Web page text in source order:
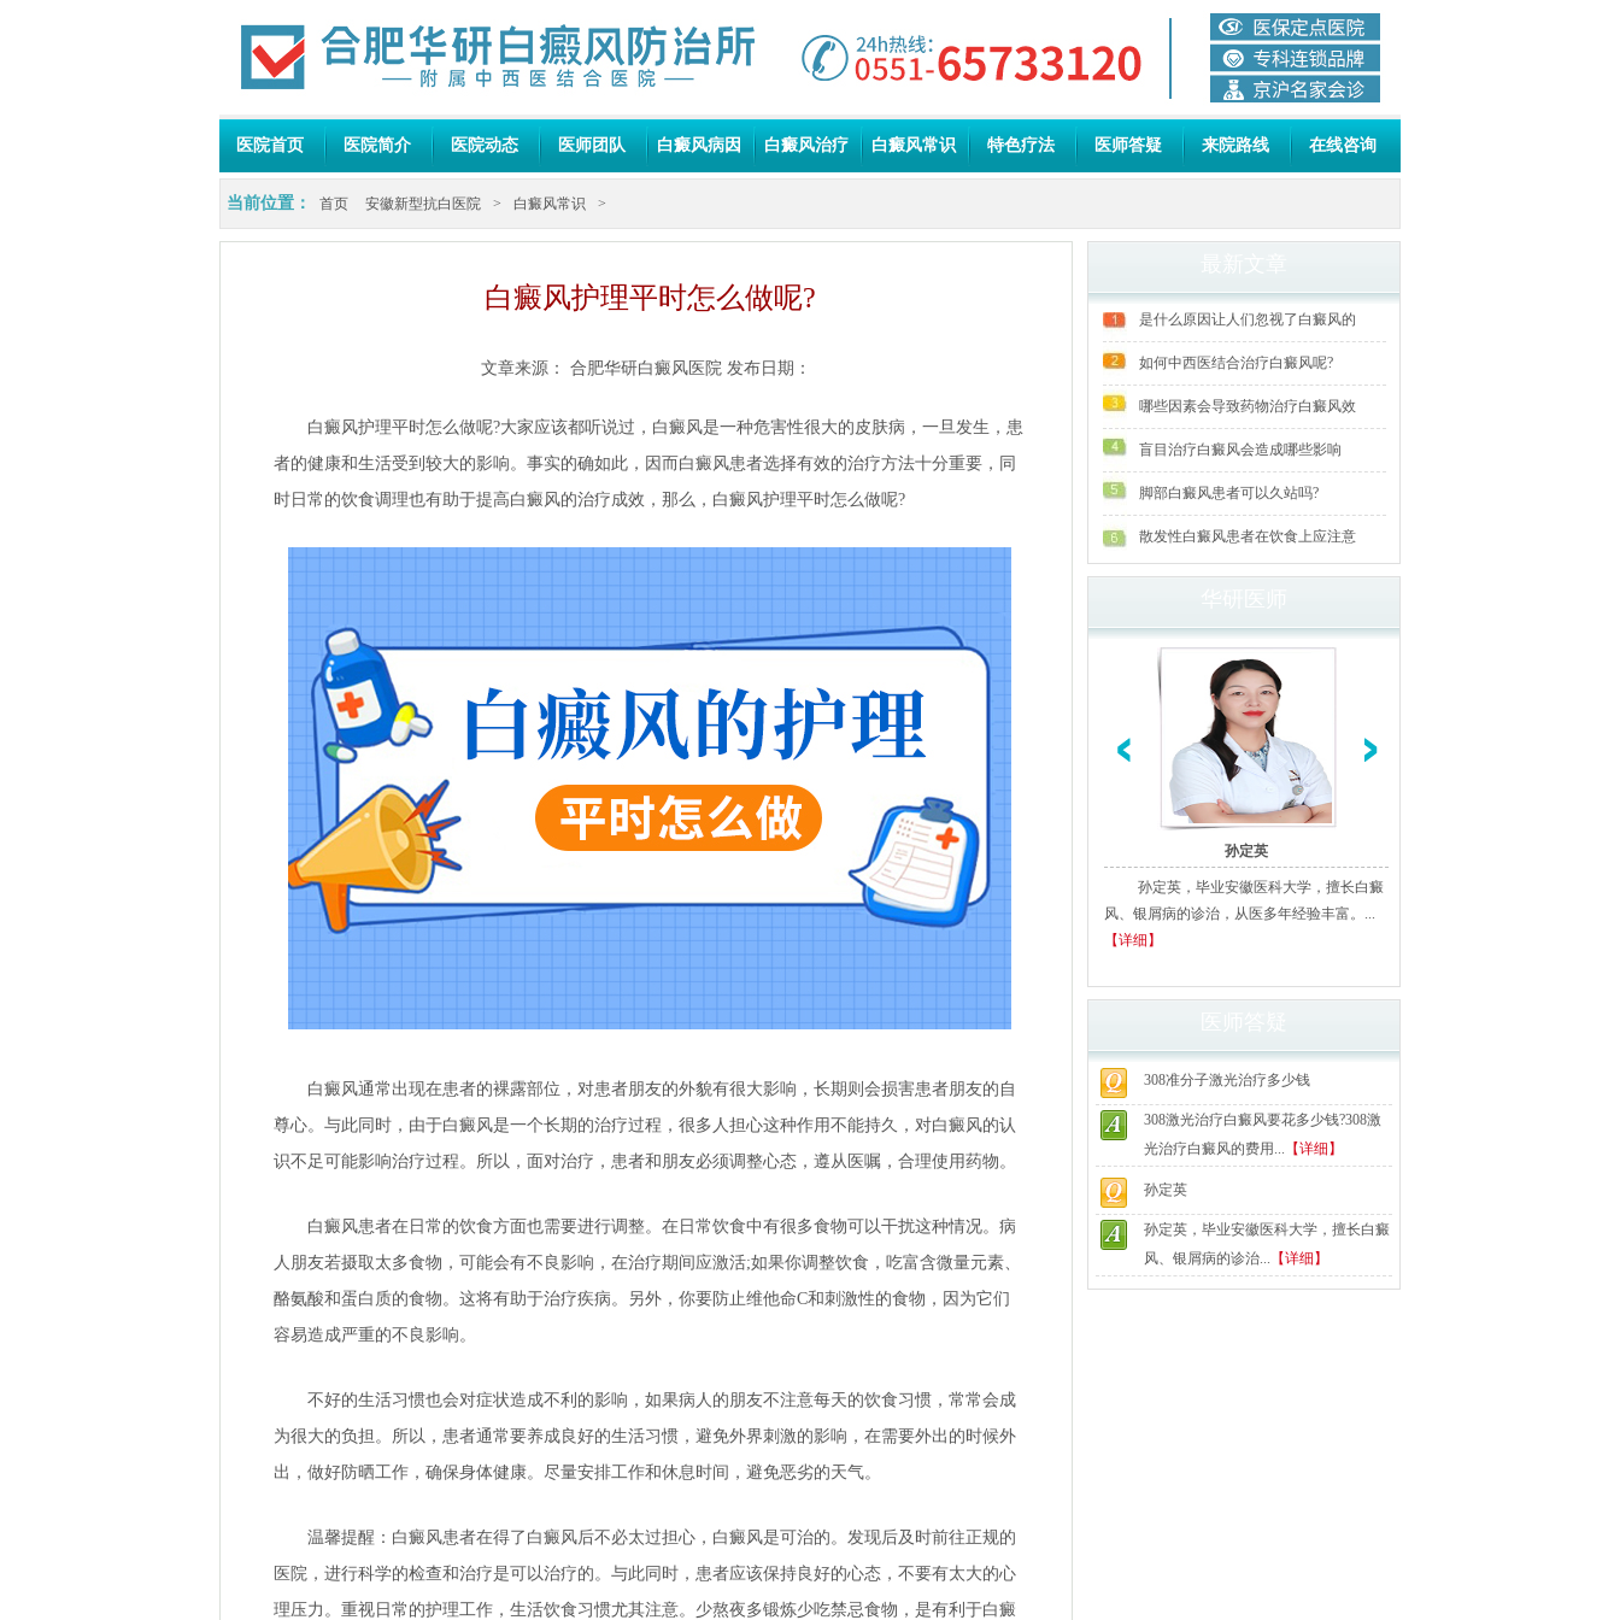
医院首页 医院简介 医院动态 医师团队 白癜风病因 白癜风治疗 白癜风常识 特色疗法 医师答疑 来院路线 在线咨询
当前位置： 首页 安徽新型抗白医院 > 白癜风常识 >
白癜风护理平时怎么做呢?
文章来源： 合肥华研白癜风医院 发布日期：
白癜风护理平时怎么做呢?大家应该都听说过，白癜风是一种危害性很大的皮肤病，一旦发生，患
者的健康和生活受到较大的影响。事实的确如此，因而白癜风患者选择有效的治疗方法十分重要，同
时日常的饮食调理也有助于提高白癜风的治疗成效，那么，白癜风护理平时怎么做呢?
白癜风通常出现在患者的裸露部位，对患者朋友的外貌有很大影响，长期则会损害患者朋友的自
尊心。与此同时，由于白癜风是一个长期的治疗过程，很多人担心这种作用不能持久，对白癜风的认
识不足可能影响治疗过程。所以，面对治疗，患者和朋友必须调整心态，遵从医嘱，合理使用药物。
白癜风患者在日常的饮食方面也需要进行调整。在日常饮食中有很多食物可以干扰这种情况。病
人朋友若摄取太多食物，可能会有不良影响，在治疗期间应激活;如果你调整饮食，吃富含微量元素、
酪氨酸和蛋白质的食物。这将有助于治疗疾病。另外，你要防止维他命C和刺激性的食物，因为它们
容易造成严重的不良影响。
不好的生活习惯也会对症状造成不利的影响，如果病人的朋友不注意每天的饮食习惯，常常会成
为很大的负担。所以，患者通常要养成良好的生活习惯，避免外界刺激的影响，在需要外出的时候外
出，做好防晒工作，确保身体健康。尽量安排工作和休息时间，避免恶劣的天气。
温馨提醒：白癜风患者在得了白癜风后不必太过担心，白癜风是可治的。发现后及时前往正规的
医院，进行科学的检查和治疗是可以治疗的。与此同时，患者应该保持良好的心态，不要有太大的心
理压力。重视日常的护理工作，生活饮食习惯尤其注意。少熬夜多锻炼少吃禁忌食物，是有利于白癜
是什么原因让人们忽视了白癜风的
如何中西医结合治疗白癜风呢?
哪些因素会导致药物治疗白癜风效
盲目治疗白癜风会造成哪些影响
脚部白癜风患者可以久站吗?
散发性白癜风患者在饮食上应注意
孙定英
孙定英，毕业安徽医科大学，擅长白癜
风、银屑病的诊治，从医多年经验丰富。...
【详细】
308准分子激光治疗多少钱
308激光治疗白癜风要花多少钱?308激
光治疗白癜风的费用... 【详细】
孙定英
孙定英，毕业安徽医科大学，擅长白癜
风、银屑病的诊治... 【详细】